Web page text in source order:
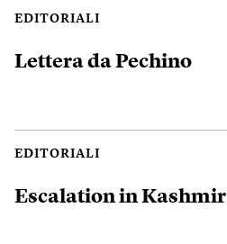
EDITORIALI
Lettera da Pechino
EDITORIALI
Escalation in Kashmir